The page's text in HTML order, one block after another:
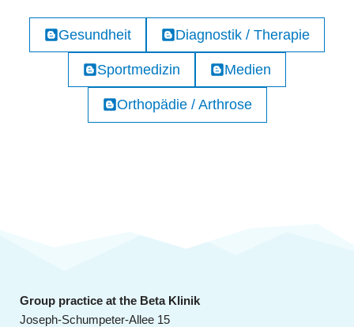
Gesundheit Diagnostik / Therapie
Sportmedizin Medien
Orthopädie / Arthrose
Group practice at the Beta Klinik
Joseph-Schumpeter-Allee 15